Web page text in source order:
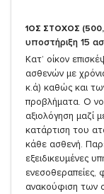
1ΟΣ ΣΤΟΧΟΣ
υποστήριξη 15
Κατ’ οίκον
ασθενών με
κ.ά) καθώς και
προβλήματα. Ο
αξιολόγηση μαζί
κατάρτιση του
κάθε ασθενή.
εξειδικευμένες
ενεσοθεραπείες,
ανακούφιση των